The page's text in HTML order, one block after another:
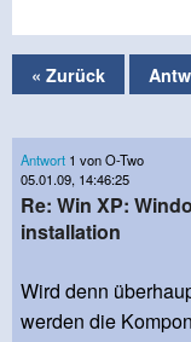
« Zurück
Antwort 1 von O-Two
05.01.09, 14:46:25
Re: Win XP:
installation
Wird denn
werden die